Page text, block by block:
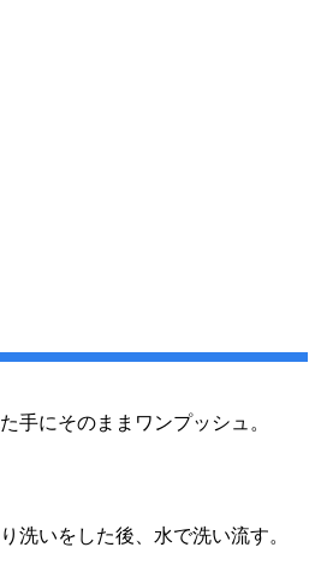
手にそのままワンプッシュ。
洗いをした後、水で洗い流す。